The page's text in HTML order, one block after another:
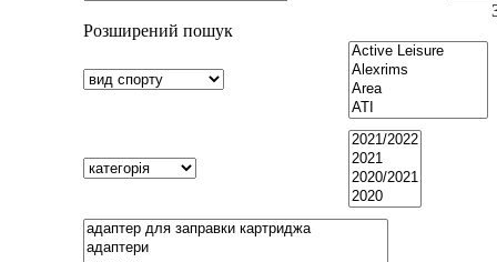
Розширений пошук